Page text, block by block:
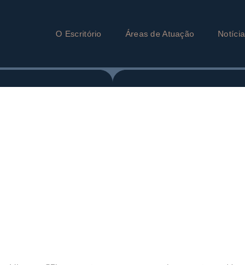
O Escritório Áreas de Atuação